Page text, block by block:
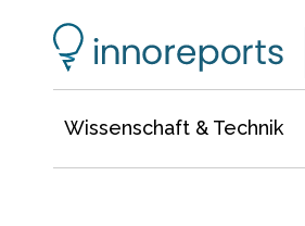
Wissenschaft & Technik